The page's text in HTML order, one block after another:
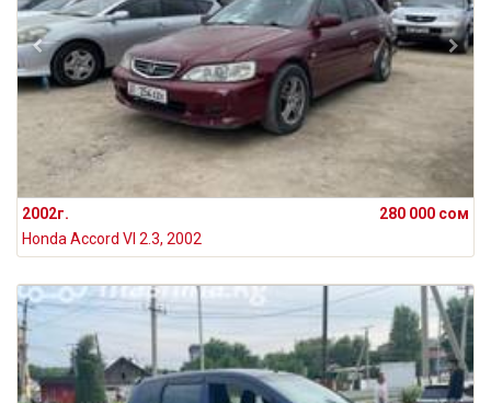
2002г.
280 000 сом
Honda Accord VI 2.3, 2002